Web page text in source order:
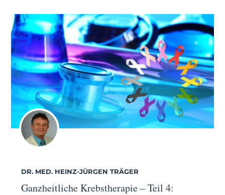
DR. MED. HEINZ-JÜRGEN TRÄGER
Ganzheitliche Krebstherapie – Teil 4: